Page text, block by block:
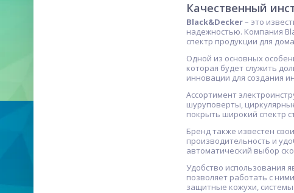
Качественный
Black&Decker– это
надежностью. Компания
спектр продукции для
Одной из основных
которая будет служить
инновации для создания
Ассортимент
шуруповерты,
покрыть широкий спектр
Бренд также известен
производительность и
автоматический выбор
Удобство использования
позволяет работать с
защитные кожухи,